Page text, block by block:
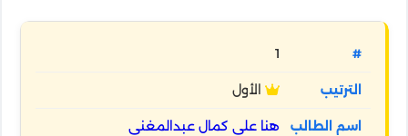
1
الأول
هنا على كمال عبدالمغنى